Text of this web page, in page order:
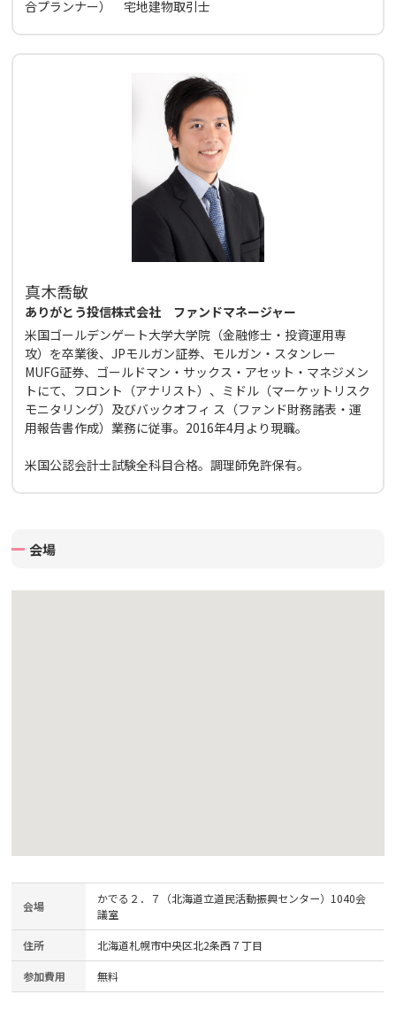
合プランナー） 宅地建物取引士
真木喬敏
ありがとう投信株式会社 ファンドマネージャー
米国ゴールデンゲート大学大学院（金融修士・投資運用専
攻）を卒業後、JPモルガン証券、モルガン・スタンレー
MUFG証券、ゴールドマン・サックス・アセット・マネジメン
トにて、フロント（アナリスト）、ミドル（マーケットリスク
モニタリング）及びバックオフィ ス（ファンド財務諸表・運
用報告書作成）業務に従事。2016年4月より現職。
米国公認会計士試験全科目合格。調理師免許保有。
会場
会場
かでる２．７（北海道立道民活動振興センター）1040会
議室
住所 北海道札幌市中央区北2条西７丁目
参加費用 無料